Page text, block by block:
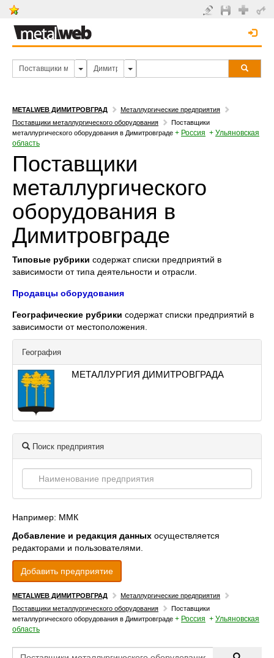
METALWEB ДИМИТРОВГРАД
Металлургические предприятия
Поставщики металлургического оборудования
Поставщики
металлургического оборудования в Димитровграде + Россия + Ульяновская
область
Поставщики
металлургического
оборудования в
Димитровграде
Типовые рубрики содержат списки предприятий в
зависимости от типа деятельности и отрасли.
Продавцы оборудования
Географические рубрики содержат списки предприятий в
зависимости от местоположения.
География
МЕТАЛЛУРГИЯ ДИМИТРОВГРАДА
Поиск предприятия
Например: ММК
Добавление и редакция данных осуществляется
редакторами и пользователями.
Добавить предприятие
METALWEB ДИМИТРОВГРАД
Металлургические предприятия
Поставщики металлургического оборудования
Поставщики
металлургического оборудования в Димитровграде + Россия + Ульяновская
область